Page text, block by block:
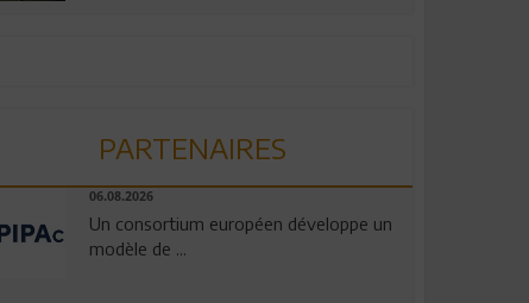
PARTENAIRES
06.08.2026
Un consortium européen développe un
modèle de ...